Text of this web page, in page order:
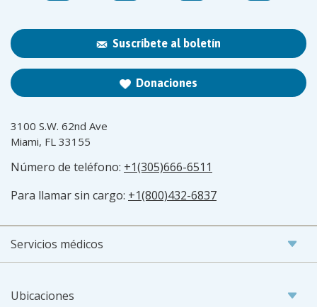
Suscríbete al boletín
Donaciones
3100 S.W. 62nd Ave
Miami, FL 33155
Número de teléfono: +1(305)666-6511
Para llamar sin cargo: +1(800)432-6837
Servicios médicos
Ubicaciones